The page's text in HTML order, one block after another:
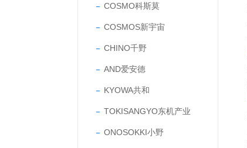
COSMO科斯莫
COSMOS新宇宙
CHINO千野
AND爱安德
KYOWA共和
TOKISANGYO东机产业
ONOSOKKI小野